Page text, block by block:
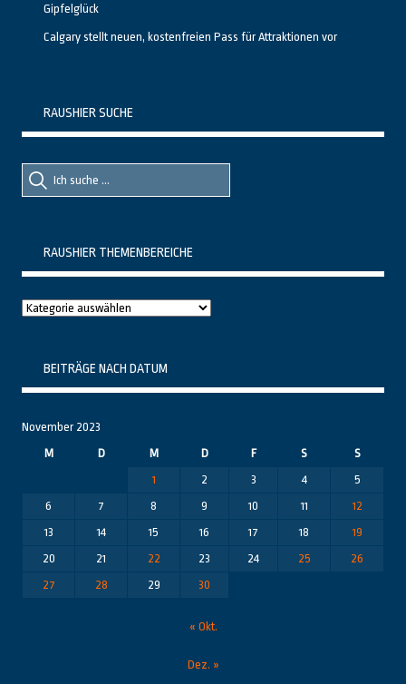
Gipfelglück
Calgary stellt neuen, kostenfreien Pass für Attraktionen vor
RAUSHIER SUCHE
Suche
nach::
Suche
nach:
RAUSHIER THEMENBEREICHE
Raushier
BEITRÄGE NACH DATUM
November 2023
M
D M D F S
S
1
2 3 4
5
6
7 8 9 10 11
12
13
14 15 16 17 18
19
20
21 22 23 24 25
26
27
28 29 30
« Okt.
Dez. »